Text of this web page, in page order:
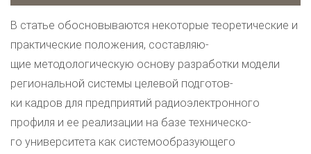
В статье обосновываются некоторые теоретические и
практические положения, составляю-
щие методологическую основу разработки модели
региональной системы целевой подготов-
ки кадров для предприятий радиоэлектронного
профиля и ее реализации на базе техническо-
го университета как системообразующего